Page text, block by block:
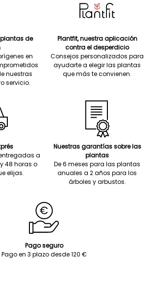
de
en
nuestras
servicio.
Plantfit, nuestra aplicación
contra el desperdicio
Consejos personalizados para
ayudarte a elegir las plantas
que más te convienen.
a
48 horas o
elijas.
Nuestras garantías sobre las
plantas
De 6 meses para las plantas
anuales a 2 años para los
árboles y arbustos.
Pago seguro
Pago en 3 plazo desde 120 €